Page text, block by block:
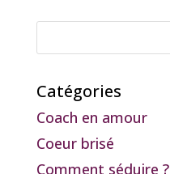
Catégories
Coach en amour
Coeur brisé
Comment séduire ?